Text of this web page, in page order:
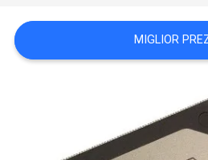
CITAZIONE
MAPPA
MIGLIOR